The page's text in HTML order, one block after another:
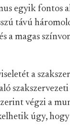
egyik fontos
távú
a magas
a
végzi a
úgy, hogy